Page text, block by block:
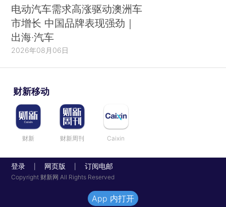
电动汽车需求高涨驱动澳洲车
市增长 中国品牌表现强劲｜
出海·汽车
2026年08月06日
财新移动
财新 财新周刊 Caixin
登录 网页版 订阅电邮
Copyright 财新网 All Rights Reserved
App 内打开